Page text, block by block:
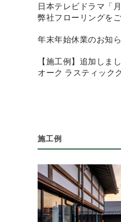
日本テレビドラマ「
弊社フローリングを
年末年始休業のお知
【施工例】追加し
オーク ラスティック
施工例